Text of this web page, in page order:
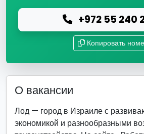
+972 55 240
Копировать
О вакансии
Лод — город в Израиле с
экономикой и разнообразными